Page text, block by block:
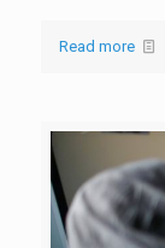
Read more